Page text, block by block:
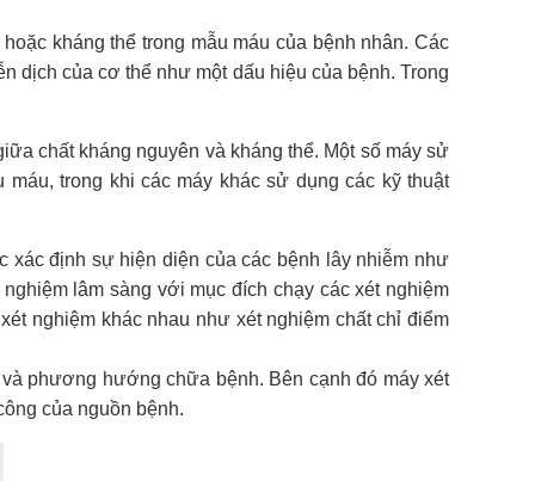
kháng thể trong mẫu máu của bệnh nhân. Các
dịch của cơ thể như một dấu hiệu của bệnh. Trong
chất kháng nguyên và kháng thể. Một số máy sử
trong khi các máy khác sử dụng các kỹ thuật
xác định sự hiện diện của các bệnh lây nhiễm như
lâm sàng với mục đích chạy các xét nghiệm
nghiệm khác nhau như xét nghiệm chất chỉ điểm
phương hướng chữa bệnh. Bên cạnh đó máy xét
của nguồn bệnh.